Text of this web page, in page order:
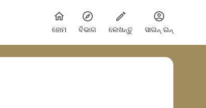
ହୋମ ବିଭାଗ ଲେଖନ୍ତୁ ସାଇନ୍ ଇନ୍